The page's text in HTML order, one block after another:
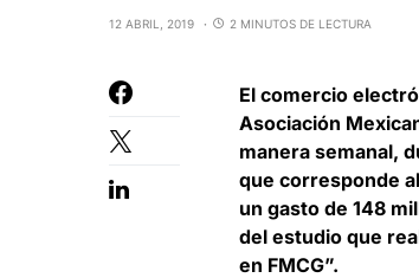
12 ABRIL, 2019 2 MINUTOS DE LECTURA
El comercio
Asociación
manera semanal,
que corresponde
un gasto de 148
del estudio que
en FMCG”.